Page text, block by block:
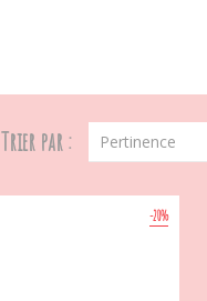
Trier par : Pertinence
-20%